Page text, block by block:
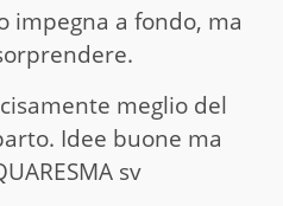
impegna a fondo, ma
meglio del
Idee buone ma
sv